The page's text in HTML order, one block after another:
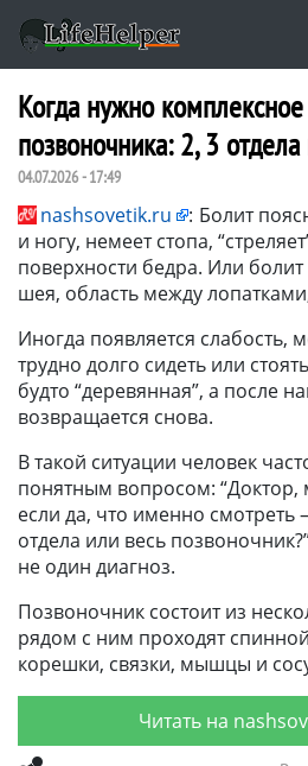
Когда нужно
позвоночника: 2, 3
04.07.2026 - 17:49
nashsovetik.ru : Болит
и ногу, немеет стопа,
поверхности бедра. Или болит
шея, область между
Иногда появляется слабость,
трудно долго сидеть или
будто “деревянная”, а после
возвращается снова.
В такой ситуации человек
понятным вопросом:
если да, что именно смотреть
отдела или весь
не один диагноз.
Позвоночник состоит из
рядом с ним проходят
корешки, связки, мышцы и
Читать на